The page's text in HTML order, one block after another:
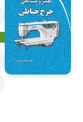
کتاب‌های صوتی
کتاب‌های متنی